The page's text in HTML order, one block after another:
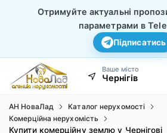
Отримуйте актуальні
параметрами в
Підписатись
Ваше місто
Чернігів
АН НоваЛад
Каталог нерухомості
Комерційна нерухомість
Купити комерційну землю у Чернігові